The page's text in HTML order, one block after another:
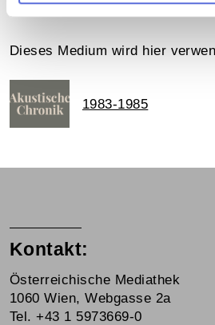
Das Medium in
Dieses Medium wird hier
1983-1985
Kontakt:
Österreichische Mediathek
1060 Wien, Webgasse 2a
Tel. +43 1 5973669-0